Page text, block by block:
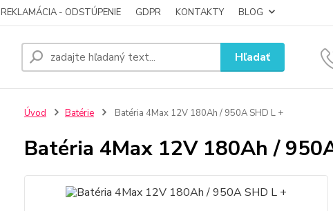
REKLAMÁCIA - ODSTÚPENIE GDPR KONTAKTY BLOG
Hľadať
Úvod Batérie Batéria 4Max 12V 180Ah / 950A SHD L +
Batéria 4Max 12V 180Ah /